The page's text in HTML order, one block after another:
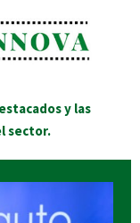
y las
sector.